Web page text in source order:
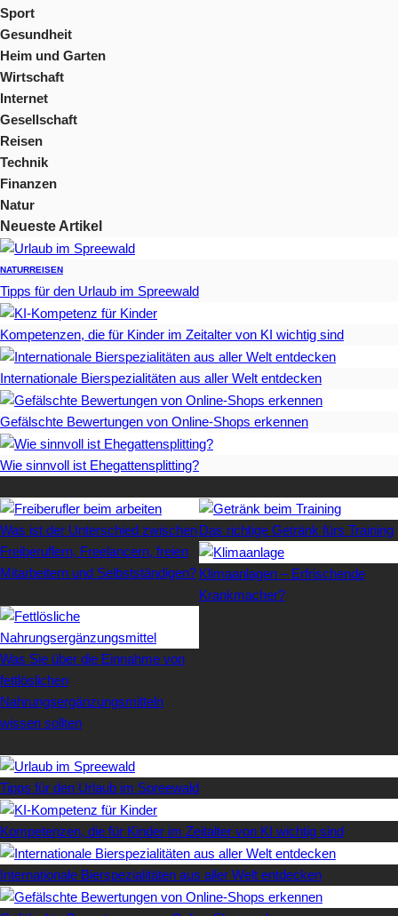
Sport
Gesundheit
Heim und Garten
Wirtschaft
Internet
Gesellschaft
Reisen
Technik
Finanzen
Natur
Neueste Artikel
NATURREISEN
Tipps für den Urlaub im Spreewald
Kompetenzen, die für Kinder im Zeitalter von KI wichtig sind
Internationale Bierspezialitäten aus aller Welt entdecken
Gefälschte Bewertungen von Online-Shops erkennen
Wie sinnvoll ist Ehegattensplitting?
Was ist der Unterschied zwischen
Freiberuflern, Freelancern, freien
Mitarbeitern und Selbstständigen?
Das richtige Getränk fürs Training
Klimaanlagen – Erfrischende
Krankmacher?
Was Sie über die Einnahme von
fettlöslichen
Nahrungsergänzungsmitteln
wissen sollten
Tipps für den Urlaub im Spreewald
Kompetenzen, die für Kinder im Zeitalter von KI wichtig sind
Internationale Bierspezialitäten aus aller Welt entdecken